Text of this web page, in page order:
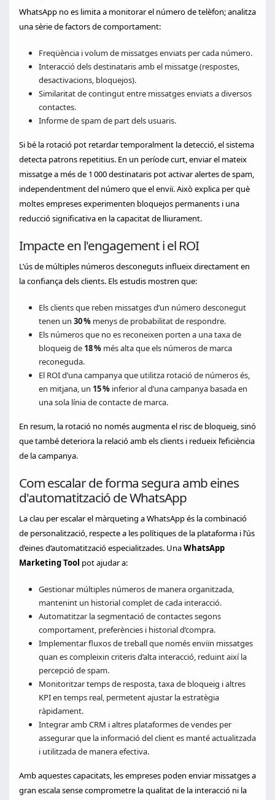
WhatsApp no es limita a monitorar el número de telèfon; analitza
una sèrie de factors de comportament:
Freqüència i volum de missatges enviats per cada número.
Interacció dels destinataris amb el missatge (respostes,
desactivacions, bloquejos).
Similaritat de contingut entre missatges enviats a diversos
contactes.
Informe de spam de part dels usuaris.
Si bé la rotació pot retardar temporalment la detecció, el sistema
detecta patrons repetitius. En un període curt, enviar el mateix
missatge a més de 1 000 destinataris pot activar alertes de spam,
independentment del número que el enviï. Això explica per què
moltes empreses experimenten bloquejos permanents i una
reducció significativa en la capacitat de lliurament.
Impacte en l'engagement i el ROI
L’ús de múltiples números desconeguts influeix directament en
la confiança dels clients. Els estudis mostren que:
Els clients que reben missatges d’un número desconegut
tenen un 30 % menys de probabilitat de respondre.
Els números que no es reconeixen porten a una taxa de
bloqueig de 18 % més alta que els números de marca
reconeguda.
El ROI d’una campanya que utilitza rotació de números és,
en mitjana, un 15 % inferior al d’una campanya basada en
una sola línia de contacte de marca.
En resum, la rotació no només augmenta el risc de bloqueig, sinó
que també deteriora la relació amb els clients i redueix l’eficiència
de la campanya.
Com escalar de forma segura amb eines
d'automatització de WhatsApp
La clau per escalar el màrqueting a WhatsApp és la combinació
de personalització, respecte a les polítiques de la plataforma i l’ús
d’eines d’automatització especialitzades. UnaWhatsApp
Marketing Tool pot ajudar a:
Gestionar múltiples números de manera organitzada,
mantenint un historial complet de cada interacció.
Automatitzar la segmentació de contactes segons
comportament, preferències i historial d’compra.
Implementar fluxos de treball que només enviïn missatges
quan es compleixin criteris d’alta interacció, reduint així la
percepció de spam.
Monitoritzar temps de resposta, taxa de bloqueig i altres
KPI en temps real, permetent ajustar la estratègia
ràpidament.
Integrar amb CRM i altres plataformes de vendes per
assegurar que la informació del client es manté actualitzada
i utilitzada de manera efectiva.
Amb aquestes capacitats, les empreses poden enviar missatges a
gran escala sense comprometre la qualitat de la interacció ni la